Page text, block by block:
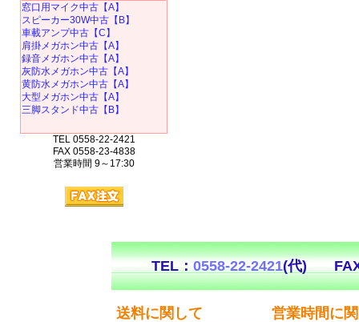
窓口用マイク中古【A】
スピーカー30W中古【B】
車載アンプ中古【C】
肩掛メガホン中古【A】
録音メガホン中古【A】
灰防水メガホン中古【A】
黄防水メガホン中古【A】
大型メガホン中古【A】
三脚スタンド中古【B】
TEL 0558-22-2421
FAX 0558-23-4838
営業時間 9～17:30